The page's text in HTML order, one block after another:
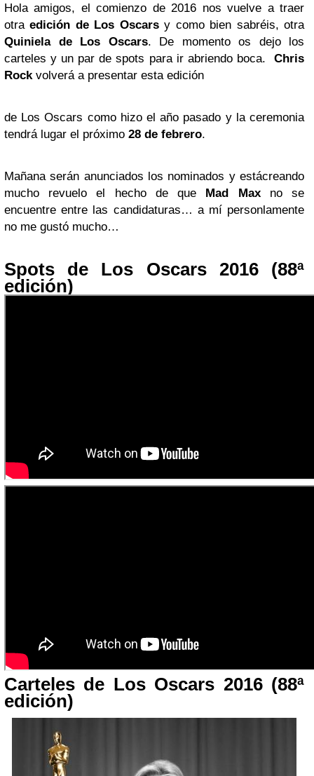
Hola amigos, el comienzo de 2016 nos vuelve a traer
otraedición de Los Oscarsy como bien sabréis, otra
Quiniela de Los Oscars. De momento os dejo los
carteles y un par de spots para ir abriendo boca. Chris
Rock volverá a presentar esta edición
de Los Oscars como hizo el año pasado y la ceremonia
tendrá lugar el próximo 28 de febrero.
Mañana serán anunciados los nominados y estácreando
mucho revuelo el hecho de que Mad Maxno se
encuentre entre las candidaturas… a mí personlamente
no me gustó mucho…
Spots de Los Oscars 2016 (88ª
edición)
Carteles de Los Oscars 2016 (88ª
edición)